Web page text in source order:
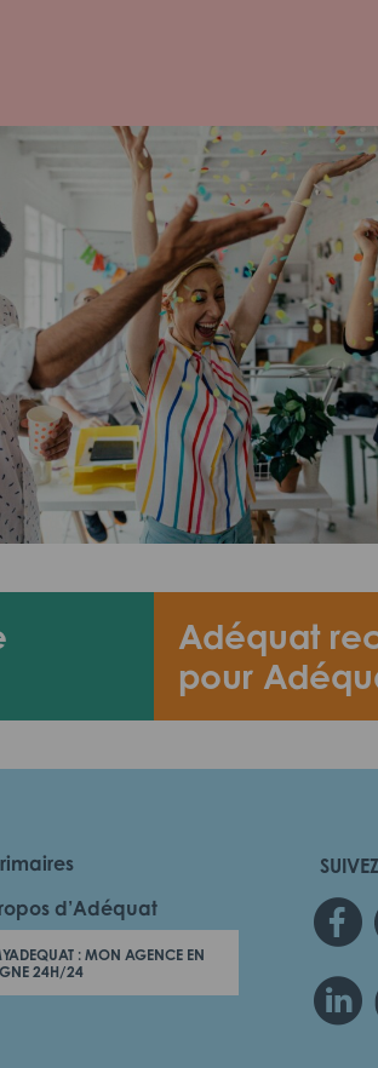
Adéquat
pour
d’Adéquat
: MON AGENCE EN
24H/24